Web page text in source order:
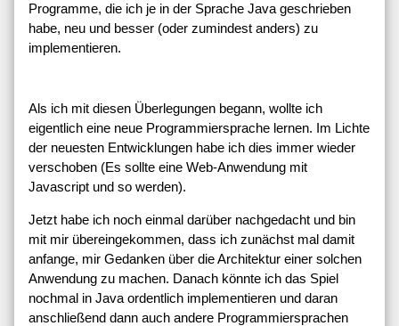
Programme, die ich je in der Sprache Java geschrieben
habe, neu und besser (oder zumindest anders) zu
implementieren.
Als ich mit diesen Überlegungen begann, wollte ich
eigentlich eine neue Programmiersprache lernen. Im Lichte
der neuesten Entwicklungen habe ich dies immer wieder
verschoben (Es sollte eine Web-Anwendung mit
Javascript und so werden).
Jetzt habe ich noch einmal darüber nachgedacht und bin
mit mir übereingekommen, dass ich zunächst mal damit
anfange, mir Gedanken über die Architektur einer solchen
Anwendung zu machen. Danach könnte ich das Spiel
nochmal in Java ordentlich implementieren und daran
anschließend dann auch andere Programmiersprachen